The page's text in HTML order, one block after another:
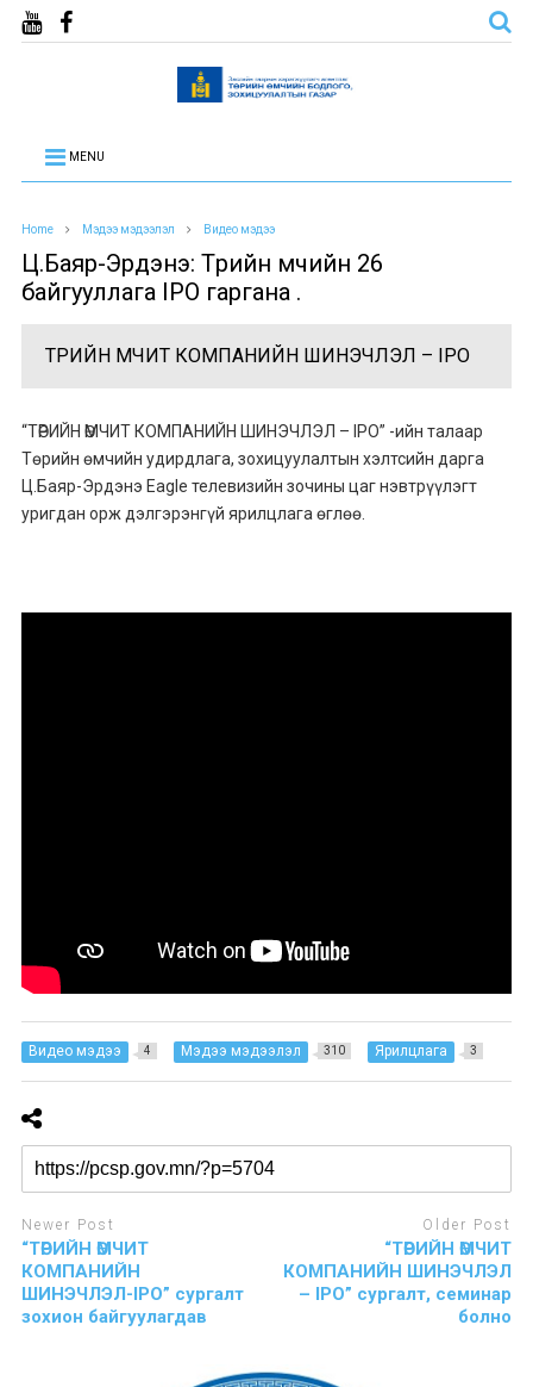
MENU
Home Мэдээ мэдээлэл Видео мэдээ
Ц.Баяр-Эрдэнэ: Төрийн өмчийн 26
байгууллага IPO гаргана .
ТӨРИЙН ӨМЧИТ КОМПАНИЙН ШИНЭЧЛЭЛ – IPO
“ТӨРИЙН ӨМЧИТ КОМПАНИЙН ШИНЭЧЛЭЛ – IPO” -ийн талаар
Төрийн өмчийн удирдлага, зохицуулалтын хэлтсийн дарга
Ц.Баяр-Эрдэнэ Eagle телевизийн зочины цаг нэвтрүүлэгт
уригдан орж дэлгэрэнгүй ярилцлага өглөө.
Видео мэдээ 4 Мэдээ мэдээлэл 310 Ярилцлага 3
Newer Post
“ТӨРИЙН ӨМЧИТ
КОМПАНИЙН
ШИНЭЧЛЭЛ-IPO” сургалт
зохион байгуулагдав
Older Post
“ТӨРИЙН ӨМЧИТ
КОМПАНИЙН ШИНЭЧЛЭЛ
– IPO” сургалт, семинар
болно